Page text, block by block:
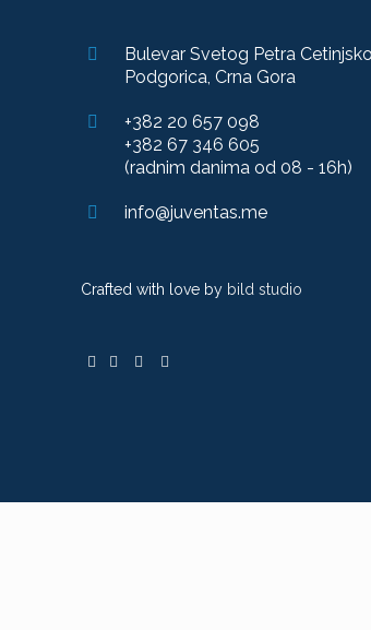
Bulevar Svetog Petra
Podgorica, Crna Gora
+382 20 657 098
+382 67 346 605
(radnim danima od 08 - 16h)
info@juventas.me
Crafted with love by bild studio